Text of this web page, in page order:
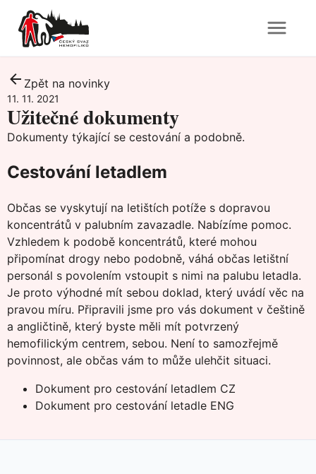
Zpět na novinky
11. 11. 2021
Užitečné dokumenty
Dokumenty týkající se cestování a podobně.
Cestování letadlem
Občas se vyskytují na letištích potíže s dopravou
koncentrátů v palubním zavazadle. Nabízíme pomoc.
Vzhledem k podobě koncentrátů, které mohou
připomínat drogy nebo podobně, váhá občas letištní
personál s povolením vstoupit s nimi na palubu letadla.
Je proto výhodné mít sebou doklad, který uvádí věc na
pravou míru. Připravili jsme pro vás dokument v češtině
a angličtině, který byste měli mít potvrzený
hemofilickým centrem, sebou. Není to samozřejmě
povinnost, ale občas vám to může ulehčit situaci.
Dokument pro cestování letadlem CZ
Dokument pro cestování letadle ENG